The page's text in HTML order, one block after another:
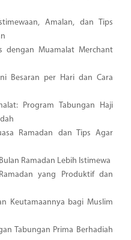
Amalan, dan Tips
dengan Muamalat Merchant
Besaran per Hari dan Cara
Program Tabungan Haji
Ramadan dan Tips Agar
Ramadan Lebih Istimewa
yang Produktif dan
Keutamaannya bagi Muslim
Tabungan Prima Berhadiah